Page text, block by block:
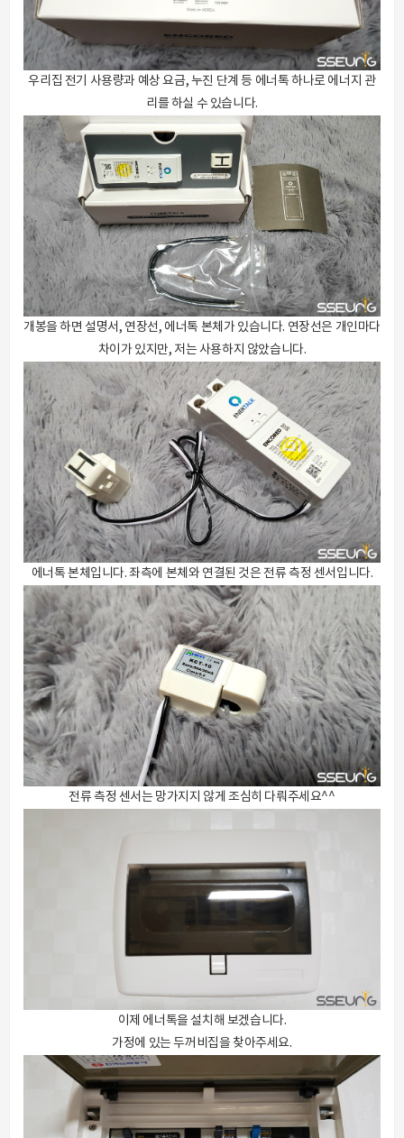
우리집 전기 사용량과 예상 요금, 누진 단계 등 에너톡 하나로 에너지 관
리를 하실 수 있습니다.
개봉을 하면 설명서, 연장선, 에너톡 본체가 있습니다. 연장선은 개인마다
차이가 있지만, 저는 사용하지 않았습니다.
에너톡 본체입니다. 좌측에 본체와 연결된 것은 전류 측정 센서입니다.
전류 측정 센서는 망가지지 않게 조심히 다뤄주세요^^
이제 에너톡을 설치해 보겠습니다.
가정에 있는 두꺼비집을 찾아주세요.